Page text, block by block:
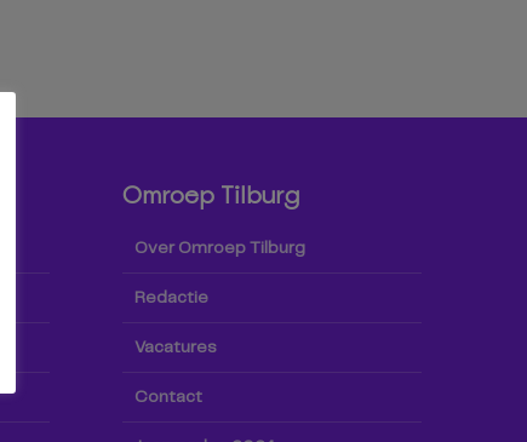
Omroep Tilburg
Over Omroep Tilburg
Redactie
Vacatures
Contact